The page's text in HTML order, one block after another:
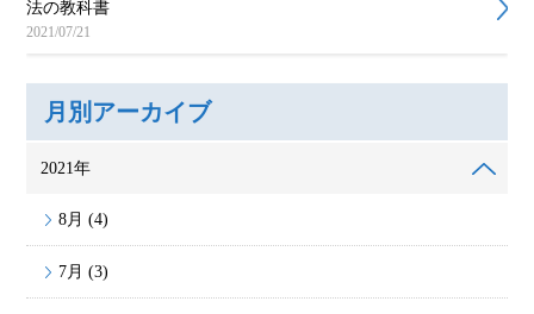
法の教科書
2021/07/21
月別アーカイブ
2021年
8月 (4)
7月 (3)